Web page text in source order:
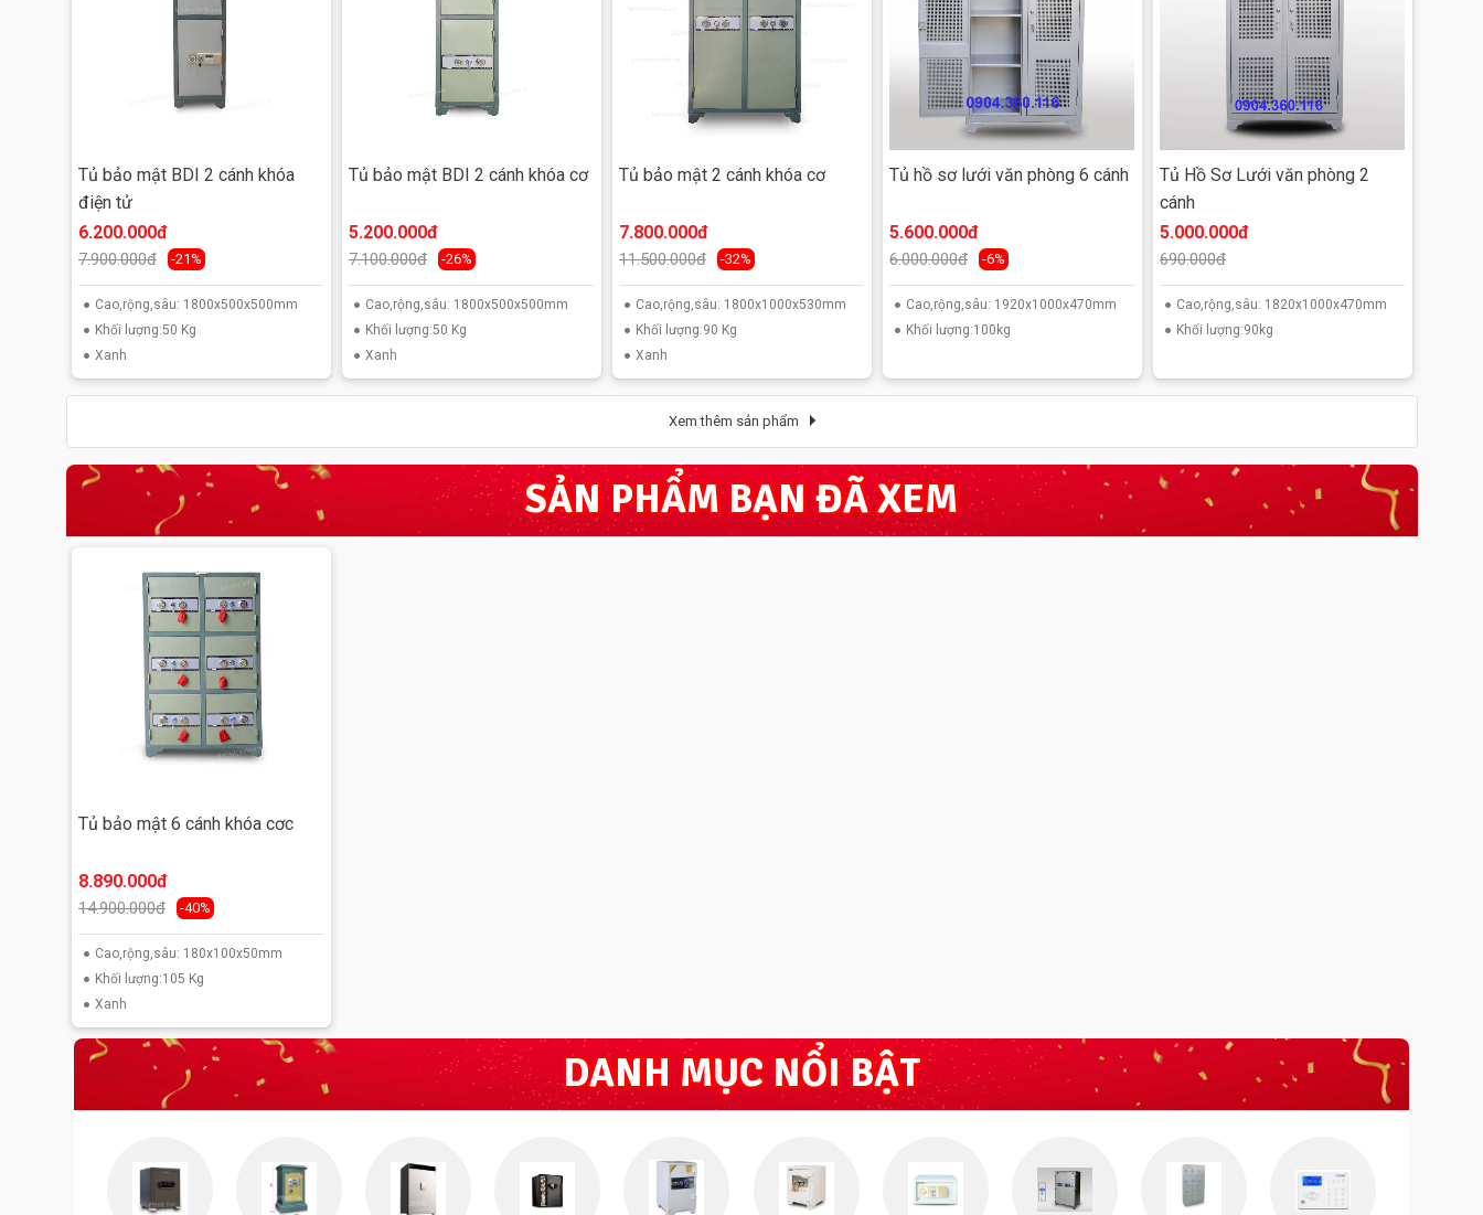
Tủ bảo mật BDI 2 cánh khóa
điện tử
6.200.000đ
7.900.000đ -21%
Cao,rộng,sâu: 1800x500x500mm
Khối lượng:50 Kg
Xanh
Tủ bảo mật BDI 2 cánh khóa cơ
5.200.000đ
7.100.000đ -26%
Cao,rộng,sâu: 1800x500x500mm
Khối lượng:50 Kg
Xanh
Tủ bảo mật 2 cánh khóa cơ
7.800.000đ
11.500.000đ -32%
Cao,rộng,sâu: 1800x1000x530mm
Khối lượng:90 Kg
Xanh
Tủ hồ sơ lưới văn phòng 6 cánh
5.600.000đ
6.000.000đ -6%
Cao,rộng,sâu: 1920x1000x470mm
Khối lượng:100kg
Tủ Hồ Sơ Lưới văn phòng 2
cánh
5.000.000đ
690.000đ
Cao,rộng,sâu: 1820x1000x470mm
Khối lượng:90kg
Xem thêm sản phẩm
SẢN PHẨM BẠN ĐÃ XEM
Tủ bảo mật 6 cánh khóa cơc
8.890.000đ
14.900.000đ -40%
Cao,rộng,sâu: 180x100x50mm
Khối lượng:105 Kg
Xanh
DANH MỤC NỔI BẬT